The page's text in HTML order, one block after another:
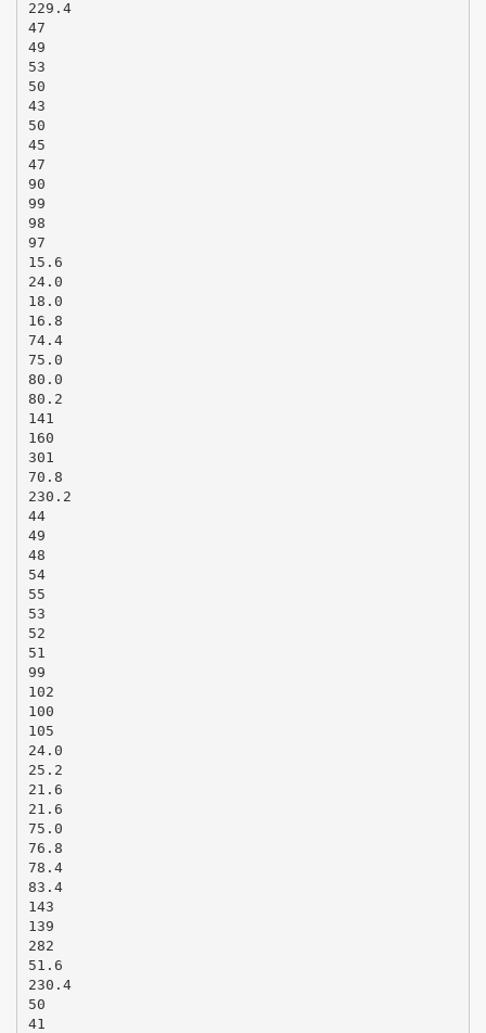
229.4
47
49
53
50
43
50
45
47
90
99
98
97
15.6
24.0
18.0
16.8
74.4
75.0
80.0
80.2
141
160
301
70.8
230.2
44
49
48
54
55
53
52
51
99
102
100
105
24.0
25.2
21.6
21.6
75.0
76.8
78.4
83.4
143
139
282
51.6
230.4
50
41